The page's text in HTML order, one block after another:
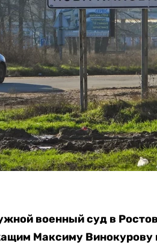
военный суд в
Максиму Винокурову